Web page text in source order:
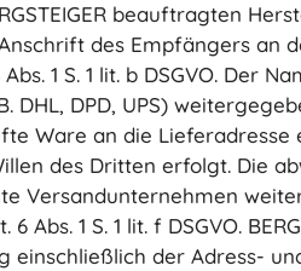
beauftragten
des Empfängers
1 S. 1 lit. b DSGVO. Der
DPD, UPS)
Ware an die
des Dritten erfolgt. Die
Versandunternehmen
1 S. 1 lit. f DSGVO.
der Adress-